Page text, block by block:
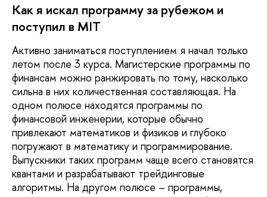
Как я искал программу за рубежом и
поступил в MIT
Активно заниматься поступлением я начал только
летом после 3 курса. Магистерские программы по
финансам можно ранжировать по тому, насколько
сильна в них количественная составляющая. На
одном полюсе находятся программы по
финансовой инженерии, которые обычно
привлекают математиков и физиков и глубоко
погружают в математику и программирование.
Выпускники таких программ чаще всего становятся
квантами и разрабатывают трейдинговые
алгоритмы. На другом полюсе – программы,